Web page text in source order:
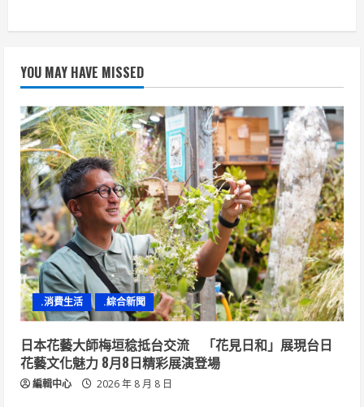
YOU MAY HAVE MISSED
.消費生活 .綜合新聞
日本花藝大師梅垣稔抵台交流 「花見日和」展現台日
花藝文化魅力 8月8日精彩展演登場
編輯中心 2026 年 8 月 8 日